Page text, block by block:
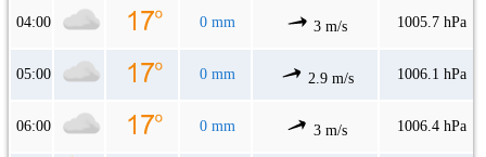
04:00 0 mm 3 m/s 1005.7 hPa
05:00 0 mm 2.9 m/s 1006.1 hPa
06:00 0 mm 3 m/s 1006.4 hPa